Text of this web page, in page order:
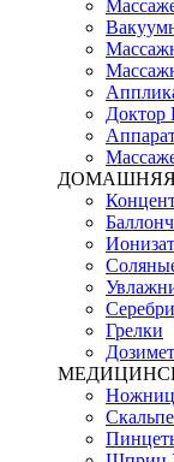
Грелки